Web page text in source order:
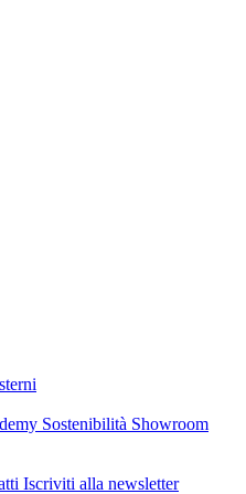
Sostenibilità Showroom
Iscriviti alla newsletter